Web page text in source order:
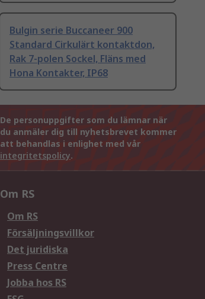
Bulgin serie Buccaneer 900
Standard Cirkulärt kontaktdon,
Rak 7-polen Sockel, Fläns med
Hona Kontakter, IP68
De personuppgifter som du lämnar när
du anmäler dig till nyhetsbrevet kommer
att behandlas i enlighet med vår
integritetspolicy.
Om RS
Om RS
Försäljningsvillkor
Det juridiska
Press Centre
Jobba hos RS